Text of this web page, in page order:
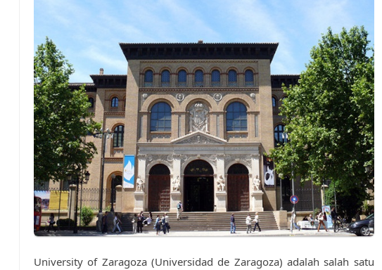
University of Zaragoza (Universidad de Zaragoza) adalah salah satu